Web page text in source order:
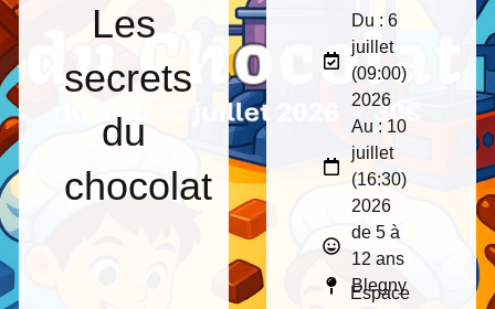
Les
secrets
du
chocolat
Du : 6
juillet
(09:00)
2026
Au : 10
juillet
(16:30)
2026
de 5 à
12 ans
Blegny
Espace